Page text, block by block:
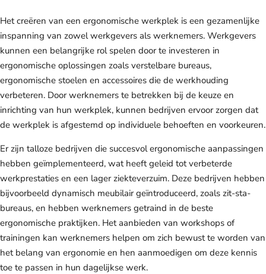
Het creëren van een ergonomische werkplek is een gezamenlijke
inspanning van zowel werkgevers als werknemers. Werkgevers
kunnen een belangrijke rol spelen door te investeren in
ergonomische oplossingen zoals verstelbare bureaus,
ergonomische stoelen en accessoires die de werkhouding
verbeteren. Door werknemers te betrekken bij de keuze en
inrichting van hun werkplek, kunnen bedrijven ervoor zorgen dat
de werkplek is afgestemd op individuele behoeften en voorkeuren.
Er zijn talloze bedrijven die succesvol ergonomische aanpassingen
hebben geïmplementeerd, wat heeft geleid tot verbeterde
werkprestaties en een lager ziekteverzuim. Deze bedrijven hebben
bijvoorbeeld dynamisch meubilair geïntroduceerd, zoals zit-sta-
bureaus, en hebben werknemers getraind in de beste
ergonomische praktijken. Het aanbieden van workshops of
trainingen kan werknemers helpen om zich bewust te worden van
het belang van ergonomie en hen aanmoedigen om deze kennis
toe te passen in hun dagelijkse werk.